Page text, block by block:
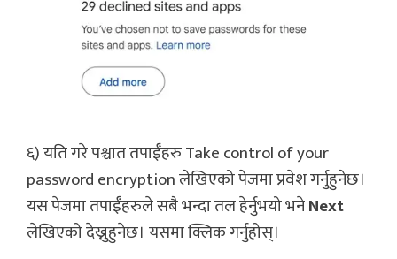
६) यति गरे पश्चात तपाईँहरु Take control of your
password encryption लेखिएको पेजमा प्रवेश गर्नुहुनेछ।
यस पेजमा तपाईँहरुले सबै भन्दा तल हेर्नुभयो भनेNext
लेखिएको देख्नुहुनेछ। यसमा क्लिक गर्नुहोस्।